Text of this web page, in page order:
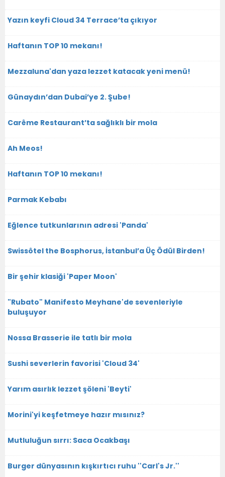
Yazın keyfi Cloud 34 Terrace’ta çıkıyor
Haftanın TOP 10 mekanı!
Mezzaluna'dan yaza lezzet katacak yeni menü!
Günaydın’dan Dubai’ye 2. Şube!
Carême Restaurant’ta sağlıklı bir mola
Ah Meos!
Haftanın TOP 10 mekanı!
Parmak Kebabı
Eğlence tutkunlarının adresi 'Panda'
Swissôtel the Bosphorus, İstanbul’a Üç Ödül Birden!
Bir şehir klasiği 'Paper Moon'
"Rubato" Manifesto Meyhane'de sevenleriyle
buluşuyor
Nossa Brasserie ile tatlı bir mola
Sushi severlerin favorisi 'Cloud 34'
Yarım asırlık lezzet şöleni 'Beyti'
Morini'yi keşfetmeye hazır mısınız?
Mutluluğun sırrı: Saca Ocakbaşı
Burger dünyasının kışkırtıcı ruhu ''Carl's Jr.''